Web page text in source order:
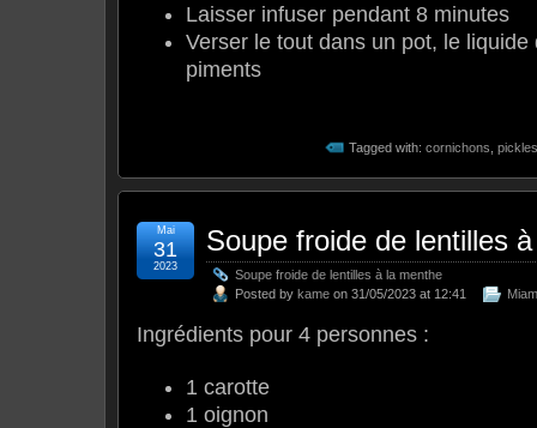
Laisser infuser pendant 8 minutes
Verser le tout dans un pot, le liquide
piments
Tagged with: cornichons pickles
Soupe froide de lentilles
Soupe froide de lentilles à la menthe
Posted by kame on 31/05/2023 at 12:41 Miam
Mai
31
2023
Ingrédients pour 4 personnes :
1 carotte
1 oignon